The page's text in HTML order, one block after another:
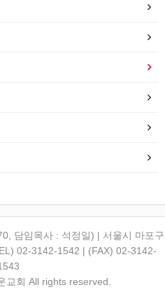
담임목사 : 석정일) | 서울시 마포구
02-3142-1542 | (FAX) 02-3142-
회 All rights reserved.